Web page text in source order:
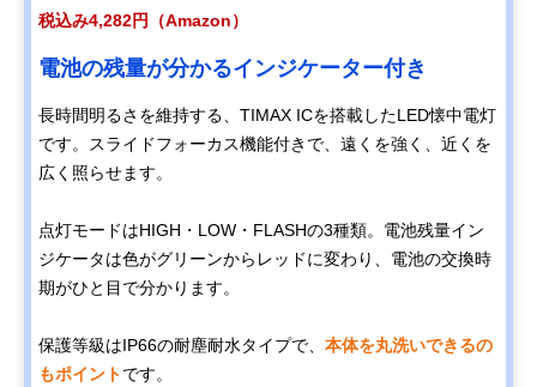
税込み4,282円（Amazon）
電池の残量が分かるインジケーター付き
長時間明るさを維持する、TIMAX ICを搭載したLED懐中電灯
です。スライドフォーカス機能付きで、遠くを強く、近くを
広く照らせます。
点灯モードはHIGH・LOW・FLASHの3種類。電池残量イン
ジケータは色がグリーンからレッドに変わり、電池の交換時
期がひと目で分かります。
保護等級はIP66の耐塵耐水タイプで、 本体を丸洗いできるの
もポイントです。